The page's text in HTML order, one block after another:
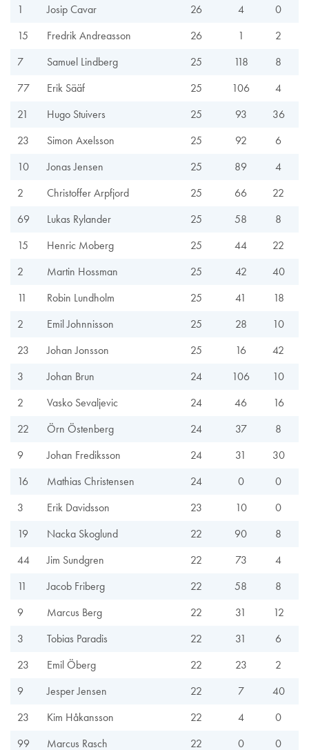
1
Josip Cavar 26 4
0
15
Fredrik Andreasson 26 1
2
7
Samuel Lindberg 25 118
8
77
Erik Sääf 25 106
4
21
Hugo Stuivers 25 93
36
23
Simon Axelsson 25 92
6
10
Jonas Jensen 25 89
4
2
Christoffer Arpfjord 25 66
22
69
Lukas Rylander 25 58
8
15
Henric Moberg 25 44
22
2
Martin Hossman 25 42
40
11
Robin Lundholm 25 41
18
2
Emil Johnnisson 25 28
10
23
Johan Jonsson 25 16
42
3
Johan Brun 24 106
10
2
Vasko Sevaljevic 24 46
16
22
Örn Östenberg 24 37
8
9
Johan Frediksson 24 31
30
16
Mathias Christensen 24 0
0
3
Erik Davidsson 23 10
0
19
Nacka Skoglund 22 90
8
44
Jim Sundgren 22 73
4
11
Jacob Friberg 22 58
8
9
Marcus Berg 22 31
12
3
Tobias Paradis 22 31
6
23
Emil Öberg 22 23
2
9
Jesper Jensen 22 7
40
23
Kim Håkansson 22 4
0
99
Marcus Rasch 22 0 0